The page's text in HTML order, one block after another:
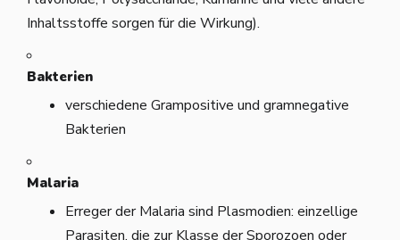
Inhaltsstoffe sorgen für die Wirkung).
Bakterien
verschiedene Grampositive und gramnegative
Bakterien
Malaria
Erreger der Malaria sind Plasmodien: einzellige
Parasiten, die zur Klasse der Sporozoen oder